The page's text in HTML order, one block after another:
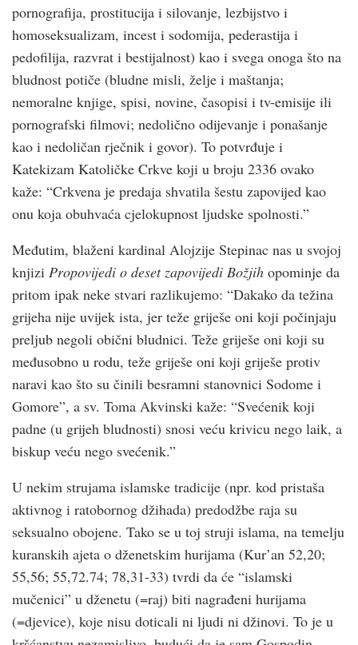
pornografija, prostitucija i silovanje, lezbijstvo i
homoseksualizam, incest i sodomija, pederastija i
pedofilija, razvrat i bestijalnost) kao i svega onoga što na
bludnost potiče (bludne misli, želje i maštanja;
nemoralne knjige, spisi, novine, časopisi i tv-emisije ili
pornografski filmovi; nedolično odijevanje i ponašanje
kao i nedoličan rječnik i govor). To potvrđuje i
Katekizam Katoličke Crk­ve koji u broju 2336 ovako
kaže: “Crk­vena je predaja shvatila šestu zapovijed kao
onu koja obuhvaća cjelokupnost ljudske spolnosti.”
Međutim, blaženi kardinal Alojzije Stepinac nas u svojoj
knjizi Propovijedi o deset zapovijedi Božjih opominje da
pritom ipak neke stvari razlikujemo: “Dakako da težina
grijeha nije uvijek ista, jer teže griješe oni koji počinjaju
preljub negoli obični bludnici. Teže griješe oni koji su
međusobno u rodu, teže griješe oni koji griješe protiv
naravi kao što su činili besramni stanovnici Sodome i
Gomore”, a sv. Toma Akvinski kaže: “Svećenik koji
padne (u grijeh bludnosti) snosi veću krivicu nego laik, a
biskup veću nego svećenik.”
U nekim strujama islamske tradicije (npr. kod pristaša
aktivnog i ratobornog džihada) predodžbe raja su
seksualno obojene. Tako se u toj struji islama, na temelju
kuranskih ajeta o dženetskim hurijama (Kur’an 52,20;
55,56; 55,72.74; 78,31-33) tvrdi da će “islamski
mučenici” u dženetu (=raj) biti nagrađeni hurijama
(=djevice), koje nisu doticali ni ljudi ni džinovi. To je u